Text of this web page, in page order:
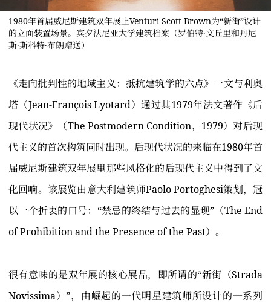
1980年首届威尼斯建筑双年展上Venturi Scott Brown为“新街”设计
的立面装置场景。宾夕法尼亚大学建筑档案（罗伯特·文丘里和丹尼
斯·斯科特·布朗赠送）
《走向批判性的地域主义：抵抗建筑学的六点》一文与利奥
塔（Jean-François Lyotard）通过其1979年法文著作《后
现代状况》（The Postmodern Condition，1979）对后现
代主义的首次构筑同时出现。后现代状况的来临在1980年首
届威尼斯建筑双年展里那些风格化的后现代主义中得到了文
化回响。该展览由意大利建筑师Paolo Portoghesi策划，冠
以一个折衷的口号：“禁忌的终结与过去的显现”（The End
of Prohibition and the Presence of the Past）。
很有意味的是双年展的核心展品，即所谓的“新街（Strada
Novissima）”，由崛起的一代明星建筑师所设计的一系列